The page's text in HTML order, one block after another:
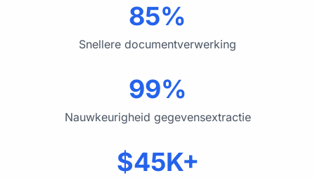
85%
Snellere documentverwerking
99%
Nauwkeurigheid gegevensextractie
$45K+